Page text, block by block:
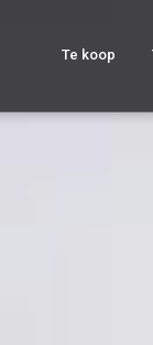
Te koop